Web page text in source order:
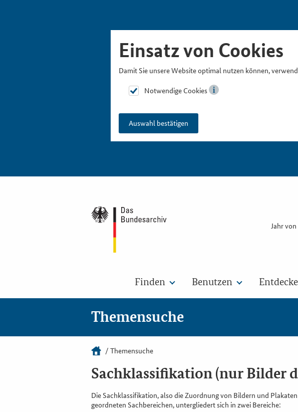
Einsatz von Cookies
Damit Sie unsere Website optimal nutzen können,
Notwendige Cookies
Auswahl bestätigen
Jahr von
Finden Benutzen
Themensuche
Themensuche
Sachklassifikation (nur Bilder
Die Sachklassifikation, also die Zuordnung von Bildern und
geordneten Sachbereichen, untergliedert sich in zwei Bereiche: